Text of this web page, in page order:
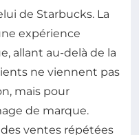
de Starbucks. La
expérience
allant au-delà de la
ne viennent pas
mais pour
de marque.
ventes répétées